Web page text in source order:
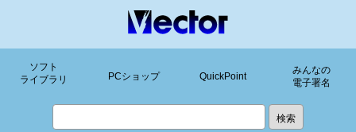
ソフト
ライブラリ
PCショップ QuickPoint
みんなの
電子署名